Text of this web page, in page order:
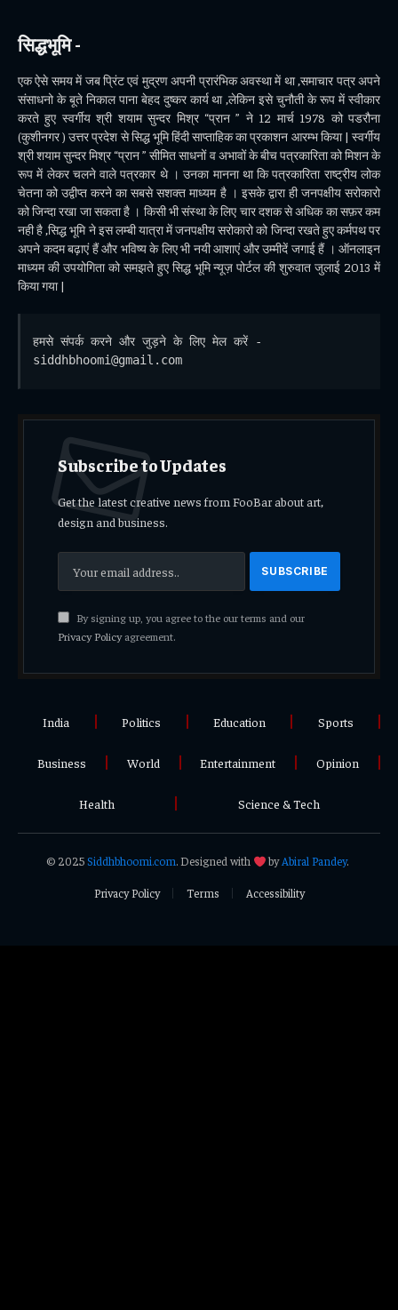
सिद्धभूमि -
एक ऐसे समय में जब प्रिंट एवं मुद्रण अपनी प्रारंभिक अवस्था में था ,समाचार पत्र अपने
संसाधनो के बूते निकाल पाना बेहद दुष्कर कार्य था ,लेकिन इसे चुनौती के रूप में स्वीकार
करते हुए स्वर्गीय श्री शयाम सुन्दर मिश्र “प्रान ” ने 12 मार्च 1978 को पडरौना
(कुशीनगर ) उत्तर प्रदेश से सिद्ध भूमि हिंदी साप्ताहिक का प्रकाशन आरम्भ किया | स्वर्गीय
श्री शयाम सुन्दर मिश्र “प्रान ” सीमित साधनों व अभावों के बीच पत्रकारिता को मिशन के
रूप में लेकर चलने वाले पत्रकार थे । उनका मानना था कि पत्रकारिता राष्ट्रीय लोक
चेतना को उद्वीप्त करने का सबसे सशक्त माध्यम है । इसके द्वारा ही जनपक्षीय सरोकारो
को जिन्दा रखा जा सकता है । किसी भी संस्था के लिए चार दशक से अधिक का सफ़र कम
नही है ,सिद्ध भूमि ने इस लम्बी यात्रा में जनपक्षीय सरोकारो को जिन्दा रखते हुए कर्मपथ पर
अपने कदम बढ़ाएं हैं और भविष्य के लिए भी नयी आशाएं और उम्मीदें जगाई हैं । ऑनलाइन
माध्यम की उपयोगिता को समझते हुए सिद्ध भूमि न्यूज़ पोर्टल की शुरुवात जुलाई 2013 में
किया गया |
हमसे संपर्क करने और जुड़ने के लिए मेल करें -
siddhbhoomi@gmail.com
Subscribe to Updates
Get the latest creative news from FooBar about art,
design and business.
By signing up, you agree to the our terms and our
Privacy Policyagreement.
India Politics Education Sports
Business World Entertainment Opinion
Health Science & Tech
© 2025Siddhbhoomi.com. Designed with byAbiral Pandey.
Privacy Policy Terms Accessibility